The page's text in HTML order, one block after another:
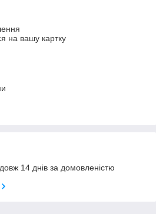
на вашу картку
14 днів за домовленістю